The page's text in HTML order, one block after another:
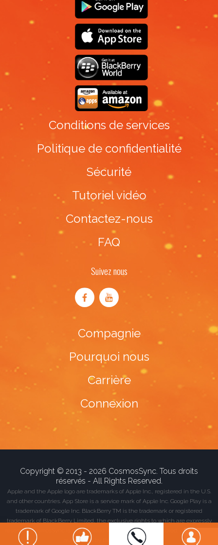
Conditions de services
Politique de confidentialité
Sécurité
Tutoriel vidéo
Contactez-nous
FAQ
Suivez nous
Compagnie
Pourquoi nous
Carrière
Connexion
Copyright © 2013 - 2026 CosmosSync. Tous droits
réservés - All Rights Reserved.
Apple and the Apple logo are trademarks of Apple Inc., registered in the U.S.
and other countries. App Store is a service mark of Apple Inc. Google Play is a
trademark of Google Inc. BlackBerry TM is the trademark or registered
trademark of BlackBerry Limited, the exclusive rights to which are expressly
reserved. CosmosSync is not affiliated with, endorsed, sponsored, or otherwise
authorized by Blackberry Limited.